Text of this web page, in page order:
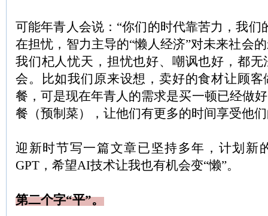
可能年青人会说：“你们的时代靠苦力，我们
在担忧，智力主导的“懒人经济”对未来社会
我们杞人忧天，担忧也好、嘲讽也好，都
会。比如我们原来设想，卖好的食材让顾
餐，可是现在年青人的需求是买一顿已经做
餐（预制菜），让他们有更多的时间享受他
迎新时节写一篇文章已坚持多年，计划新
GPT，希望AI技术让我也有机会变“懒”。
第二个字“平”。